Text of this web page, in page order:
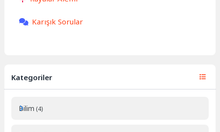
Karışık Sorular
Kategoriler
Bilim (4)